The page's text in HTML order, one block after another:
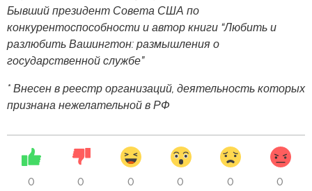
Бывший президент Совета США по
конкурентоспособности и автор книги “Любить и
разлюбить Вашингтон: размышления о
государственной службе”
* Внесен в реестр организаций, деятельность которых
признана нежелательной в РФ
0 0 0 0 0 0